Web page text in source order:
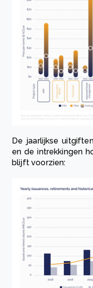
De jaarlijkse
en de intrekkingen
blijft voorzien: